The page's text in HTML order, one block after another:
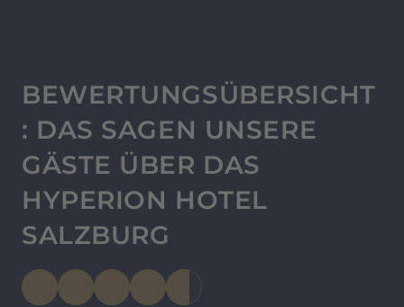
BEWERTUNGSÜBERSICHT
: DAS SAGEN UNSERE
GÄSTE ÜBER DAS
HYPERION HOTEL
SALZBURG